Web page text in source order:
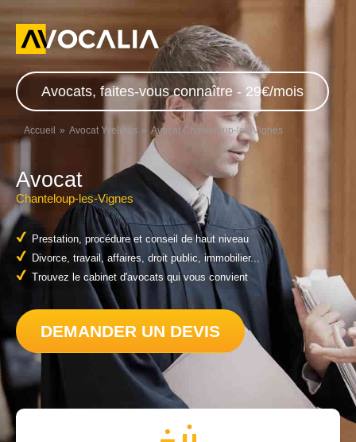
Avocats, faites-vous connaître - 29€/mois
Accueil Avocat Yvelines Avocat Chanteloup-les-Vignes
Avocat
Chanteloup-les-Vignes
Prestation, procédure et conseil de haut niveau
Divorce, travail, affaires, droit public, immobilier...
Trouvez le cabinet d'avocats qui vous convient
DEMANDER UN DEVIS